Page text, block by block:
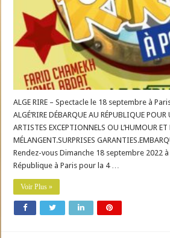
ALGE RIRE – Spectacle le 18 septembre à
ALGÉ’RIRE DÉBARQUE AU RÉPUBLIQUE POUR
ARTISTES EXCEPTIONNELS OU L’HUMOUR ET
MÉLANGENT.SURPRISES
Rendez-vous Dimanche 18 septembre 2022
République à Paris pour la 4 …
Voir Plus »